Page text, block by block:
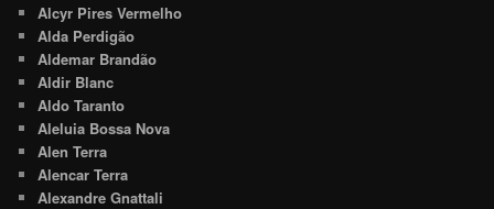
Alcyr Pires Vermelho
Alda Perdigão
Aldemar Brandão
Aldir Blanc
Aldo Taranto
Aleluia Bossa Nova
Alen Terra
Alencar Terra
Alexandre Gnattali